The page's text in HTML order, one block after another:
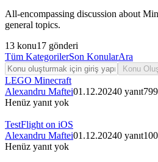
All-encompassing discussion about
general topics.
13 konu17 gönderi
Tüm KategorilerSon KonularAra
Konu
LEGO Minecraft
Alexandru Maftei01.12.20240 yanıt
Henüz yanıt yok
TestFlight on iOS
Alexandru Maftei01.12.20240 yanıt
Henüz yanıt yok